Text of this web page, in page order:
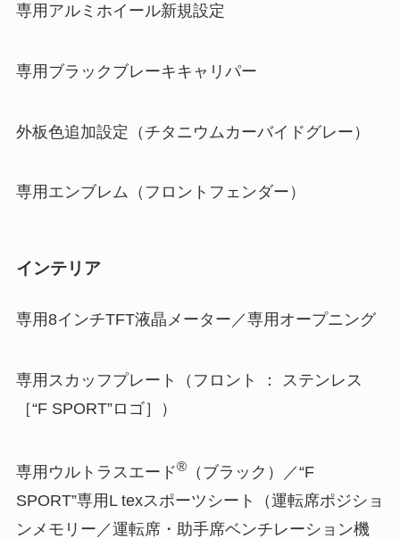
専用アルミホイール新規設定
専用ブラックブレーキキャリパー
外板色追加設定（チタニウムカーバイドグレー）
専用エンブレム（フロントフェンダー）
インテリア
専用8インチTFT液晶メーター／専用オープニング
専用スカッフプレート（フロント ： ステンレス
［“F SPORT”ロゴ］）
専用ウルトラスエード®（ブラック）／“F
SPORT”専用L texスポーツシート（運転席ポジショ
ンメモリー／運転席・助手席ベンチレーション機